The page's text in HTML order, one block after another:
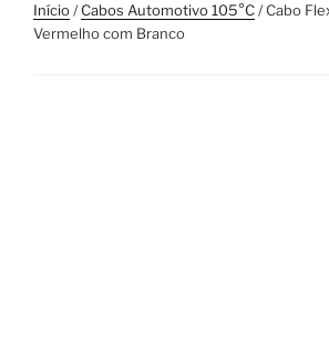
Início/Cabos Automotivo 105°C/ Cabo
Vermelho com Branco